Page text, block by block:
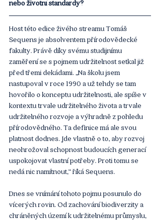
nebo životní standardy?
Host této edice živého streamu Tomáš
Sequens je absolventem přírodovědecké
fakulty. Právě díky svému studijnímu
zaměření se s pojmem udržitelnost setkal již
před třemi dekádami. „Na školu jsem
nastupoval v roce 1990 a už tehdy se tam
hovořilo o konceptu udržitelnosti, ale spíše v
kontextu trvale udržitelného života a trvale
udržitelného rozvoje a výhradně z pohledu
přírodovědného. Ta definice má ale svou
platnost dodnes. Jde vlastně o to, aby rozvoj
neohrožoval schopnost budoucích generací
uspokojovat vlastní potřeby. Proti tomu se
nedá nic namítnout,“ říká Sequens.
Dnes se vnímání tohoto pojmu posunulo do
vícerých rovin. Od zachování biodiverzity a
chráněných území k udržitelnému průmyslu,